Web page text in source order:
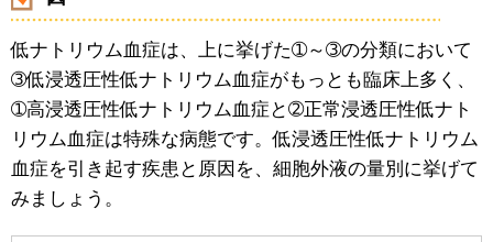
低ナトリウム血症は、上に挙げた➀～➂の分類において
➂低浸透圧性低ナトリウム血症がもっとも臨床上多く、
➀高浸透圧性低ナトリウム血症と➁正常浸透圧性低ナト
リウム血症は特殊な病態です。低浸透圧性低ナトリウム
血症を引き起す疾患と原因を、細胞外液の量別に挙げて
みましょう。